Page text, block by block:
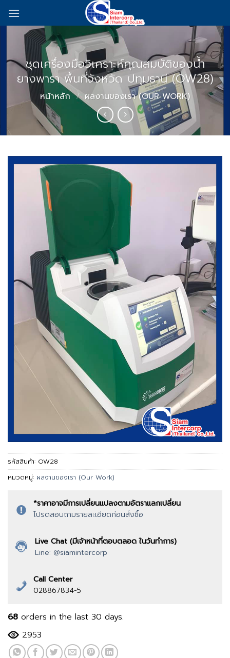
content
ชุดเครื่องมือวิเคราะห์คุณสมบัติของน้ำ
ยางพารา พื้นที่จังหวัด ปทุมธานี (OW28)
หน้าหลัก / ผลงานของเรา (OUR WORK)
รหัสสินค้า: OW28
หมวดหมู่: ผลงานของเรา (Our Work)
*ราคาอาจมีการเปลี่ยนแปลงตามอัตราแลกเปลี่ยน
โปรดสอบถามรายละเอียดก่อนสั่งซื้อ
Live Chat (มีเจ้าหน้าที่ตอบตลอด ในวันทำการ)
Line: @siamintercorp
Call Center
028867834-5
68 orders in the last 30 days.
2953